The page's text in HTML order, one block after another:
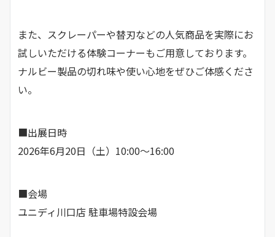
また、スクレーパーや替刃などの人気商品を実際にお
試しいただける体験コーナーもご用意しております。
ナルビー製品の切れ味や使い心地をぜひご体感くださ
い。
■出展日時
2026年6月20日（土）10:00～16:00
■会場
ユニディ川口店 駐車場特設会場